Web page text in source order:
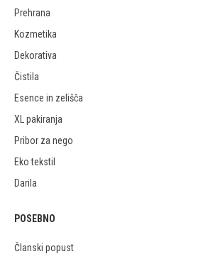
Prehrana
Kozmetika
Dekorativa
Čistila
Esence in zelišča
XL pakiranja
Pribor za nego
Eko tekstil
Darila
POSEBNO
Članski popust